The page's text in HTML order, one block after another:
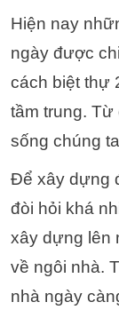
Hiện nay
ngày được
cách biệt thự
tầm trung.
sống chúng
Để xây dựng
đòi hỏi khá
xây dựng lên
về ngôi nhà.
nhà ngày